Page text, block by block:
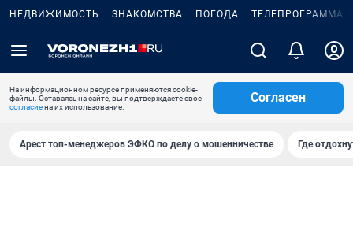
НЕДВИЖИМОСТЬ ЗНАКОМСТВА ПОГОДА ТЕЛЕПРОГРАММА
На информационном ресурсе применяются cookie-
файлы. Оставаясь на сайте, вы подтверждаете свое
согласиена их использование.
Согласен
Арест топ-менеджеров ЭФКО по делу о мошенничестве Где